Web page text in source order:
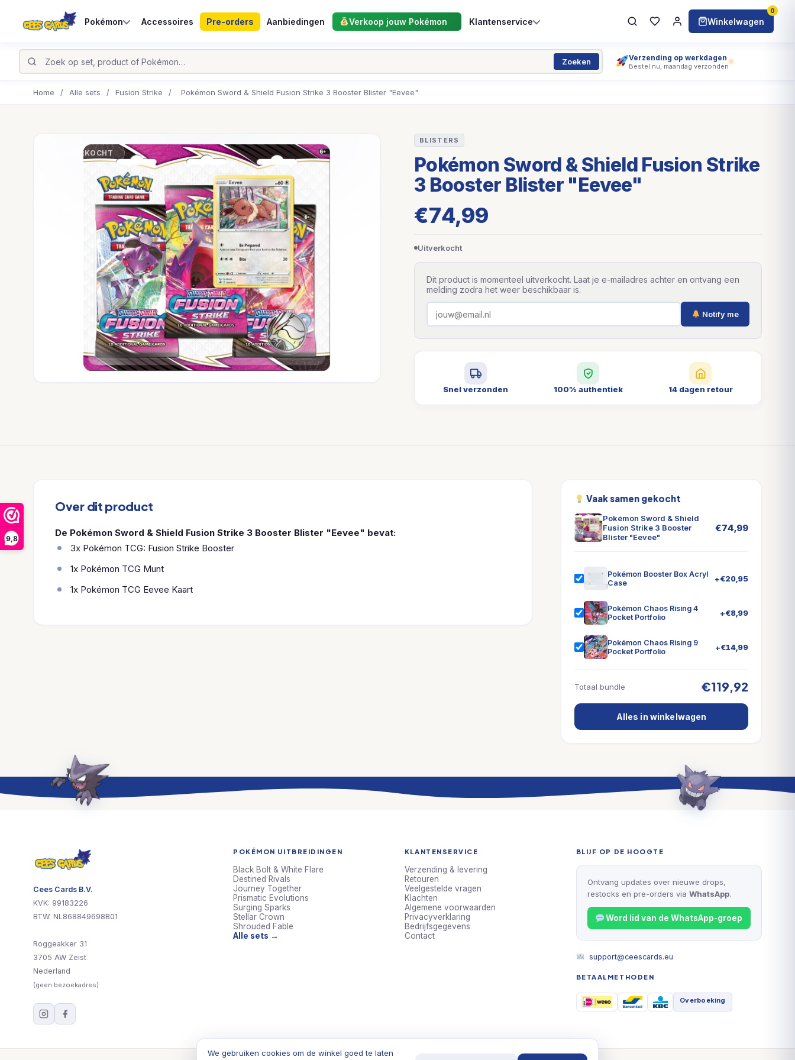
9,8
Pokémon Accessoires Pre-orders Aanbiedingen Verkoop jouw Pokémon Klantenservice Winkelwagen
0
Zoeken Verzending op werkdagen
Bestel nu, maandag verzonden
Home / Alle sets / Fusion Strike / Pokémon Sword & Shield Fusion Strike 3 Booster Blister "Eevee"
UITVERKOCHT
BLISTERS
Pokémon Sword & Shield Fusion Strike
3 Booster Blister "Eevee"
€74,99
Uitverkocht
Dit product is momenteel uitverkocht. Laat je e-mailadres achter en ontvang een
melding zodra het weer beschikbaar is.
Notify me
Snel verzonden 100% authentiek 14 dagen retour
Over dit product
De Pokémon Sword & Shield Fusion Strike 3 Booster Blister "Eevee" bevat:
3x Pokémon TCG: Fusion Strike Booster
1x Pokémon TCG Munt
1x Pokémon TCG Eevee Kaart
Vaak samen gekocht
Pokémon Sword & Shield
Fusion Strike 3 Booster
Blister "Eevee"
€74,99
Pokémon Booster Box Acryl
Case
+€20,95
Pokémon Chaos Rising 4
Pocket Portfolio
+€8,99
Pokémon Chaos Rising 9
Pocket Portfolio
+€14,99
Totaal bundle €119,92
Alles in winkelwagen
Cees Cards B.V.
KVK: 99183226
BTW: NL868849698B01
Roggeakker 31
3705 AW Zeist
Nederland
(geen bezoekadres)
POKÉMON UITBREIDINGEN
Black Bolt & White Flare
Destined Rivals
Journey Together
Prismatic Evolutions
Surging Sparks
Stellar Crown
Shrouded Fable
Alle sets →
KLANTENSERVICE
Verzending & levering
Retouren
Veelgestelde vragen
Klachten
Algemene voorwaarden
Privacyverklaring
Bedrijfsgegevens
Contact
BLIJF OP DE HOOGTE
Ontvang updates over nieuwe drops,
restocks en pre-orders via WhatsApp.
Word lid van de WhatsApp-groep
support@ceescards.eu
BETAALMETHODEN
Overboeking
We gebruiken cookies om de winkel goed te laten